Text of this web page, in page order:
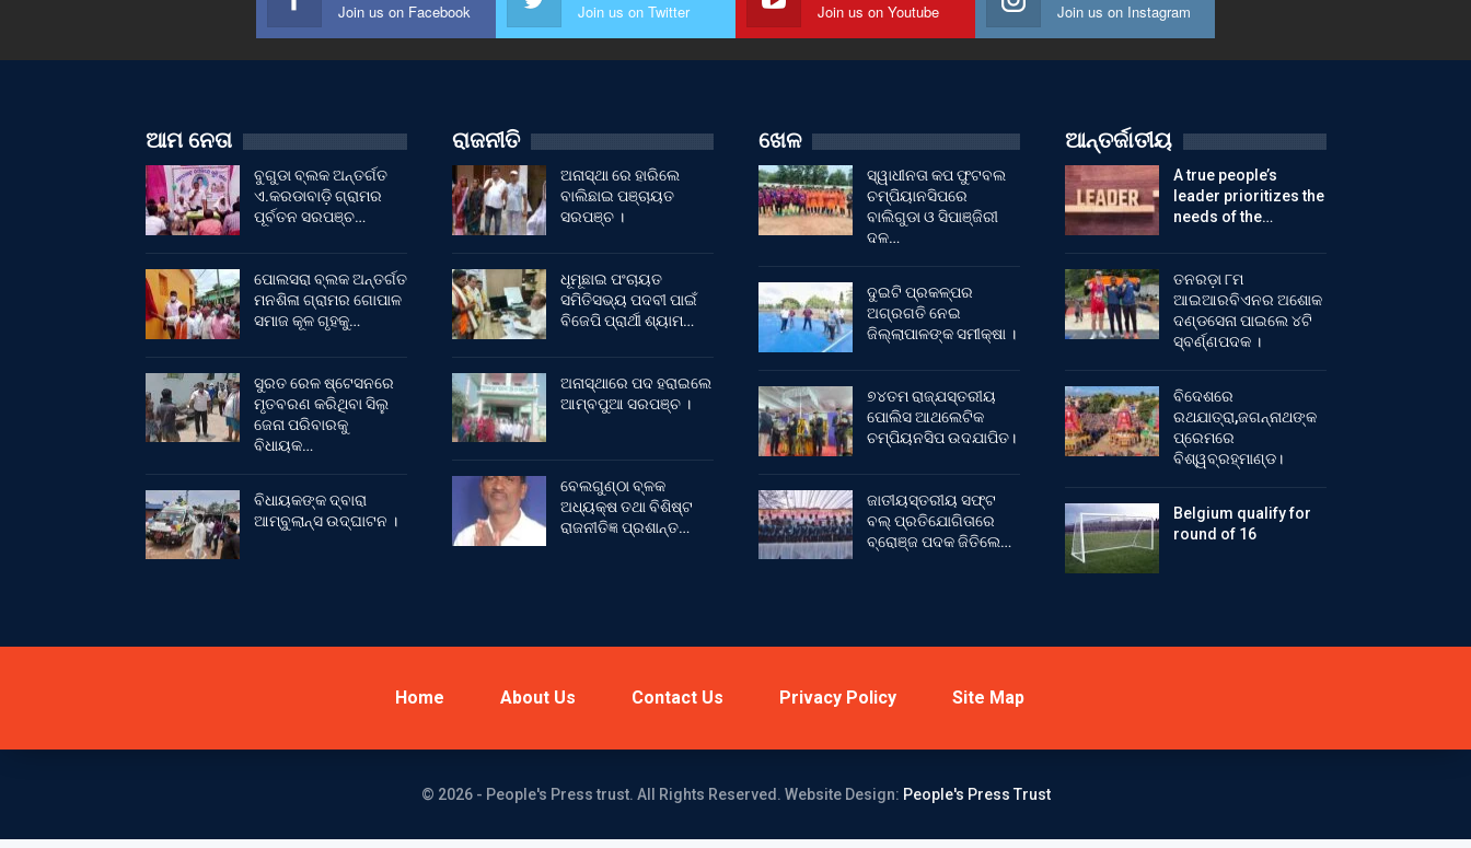
Join us on Facebook Join us on Twitter Join us on Youtube Join us on Instagram
ଆମ ନେତା
ବୁଗୁଡା ବ୍ଲକ ଅନ୍ତର୍ଗତ
ଏ.କରଡାବାଡ଼ି ଗ୍ରାମର
ପୂର୍ବତନ ସରପଞ୍ଚ…
ପୋଲସରା ବ୍ଲକ ଅନ୍ତର୍ଗତ
ମନଶିଳା ଗ୍ରାମର ଗୋପାଳ
ସମାଜ କୂଳ ଗୃହକୁ…
ସୁରତ ରେଳ ଷ୍ଟେସନରେ
ମୃତବରଣ କରିଥିବା ସିଲୁ
ଜେନା ପରିବାରକୁ
ବିଧାୟକ…
ବିଧାୟକଙ୍କ ଦ୍ବାରା
ଆମ୍ବୁଲାନ୍ସ ଉଦ୍‌ଘାଟନ ।
ରାଜନୀତି
ଅନାସ୍ଥା ରେ ହାରିଲେ
ବାଲିଛାଇ ପଞ୍ଚାୟତ
ସରପଞ୍ଚ ।
ଧୂମୂଛାଇ ପଂଚାୟତ
ସମିତିସଭ୍ୟ ପଦବୀ ପାଇଁ
ବିଜେପି ପ୍ରାର୍ଥୀ ଶ୍ୟାମ…
ଅନାସ୍ଥାରେ ପଦ ହରାଇଲେ
ଆମ୍ବପୁଆ ସରପଞ୍ଚ ।
ବେଲଗୁଣ୍ଠା ବ୍ଳକ
ଅଧ୍ୟକ୍ଷ ତଥା ବିଶିଷ୍ଟ
ରାଜନୀତିଜ୍ଞ ପ୍ରଶାନ୍ତ…
ଖେଳ
ସ୍ୱାଧୀନତା କପ ଫୁଟବଲ
ଚମ୍ପିୟାନସିପରେ
ବାଲିଗୁଡା ଓ ସିପାଞ୍ଜିରୀ
ଦଳ…
ଦୁଇଟି ପ୍ରକଳ୍ପର
ଅଗ୍ରଗତି ନେଇ
ଜିଲ୍ଲାପାଳଙ୍କ ସମୀକ୍ଷା ।
୭୪ତମ ରାଜ୍ଯସ୍ତରୀୟ
ପୋଲିସ ଆଥଲେଟିକ
ଚମ୍ପିୟନସିପ ଉଦଯାପିତ।
ଜାତୀୟସ୍ତରୀୟ ସଫ୍ଟ
ବଲ୍ ପ୍ରତିଯୋଗିତାରେ
ବ୍ରୋଞ୍ଜ ପଦକ ଜିତିଲେ…
ଆନ୍ତର୍ଜାତୀୟ
A true people’s
leader prioritizes the
needs of the…
ତନରଡ଼ା ୮ମ
ଆଇଆରବିଏନର ଅଶୋକ
ଦଣ୍ଡସେନା ପାଇଲେ ୪ଟି
ସ୍ବର୍ଣ୍ଣପଦକ ।
ବିଦେଶରେ
ରଥଯାତ୍ରା,ଜଗନ୍ନାଥଙ୍କ
ପ୍ରେମରେ
ବିଶ୍ୱବ୍ରହ୍ମାଣ୍ଡ।
Belgium qualify for
round of 16
Home About Us Contact Us Privacy Policy Site Map
© 2026 - People's Press trust. All Rights Reserved. Website Design: People's Press Trust